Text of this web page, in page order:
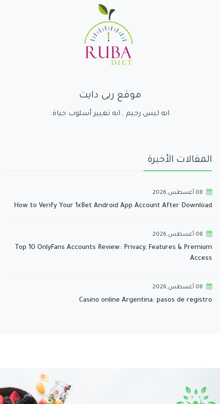
موقع ربى دايت
انه ليس رجيم , انه تغيير أسلوب حياة.
المقالات الأخيرة
08 أغسطس,2026
How to Verify Your 1xBet Android App Account After Download
08 أغسطس,2026
Top 10 OnlyFans Accounts Review: Privacy, Features & Premium
Access
08 أغسطس,2026
Casino online Argentina: pasos de registro